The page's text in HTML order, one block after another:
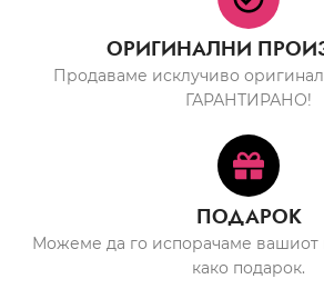
ОРИГИНАЛНИ
Продаваме исклучиво
ГАРАНТИРАНО!
ПОДАРОК
Можеме да го испорачаме вашиот
како подарок.